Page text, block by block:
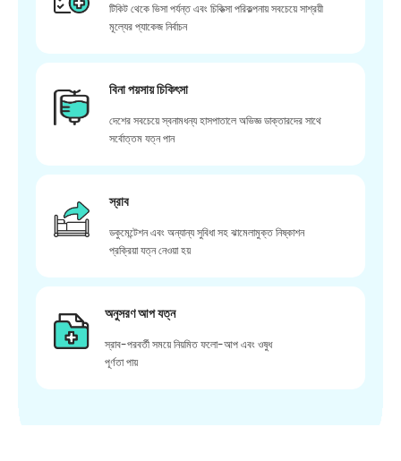
টিকিট থেকে ভিসা পর্যন্ত এবং চিকিত্সা পরিকল্পনায় সবচেয়ে সাশ্রয়ী
মূল্যের প্যাকেজ নির্বাচন
বিনা পয়সায় চিকিৎসা
দেশের সবচেয়ে স্বনামধন্য হাসপাতালে অভিজ্ঞ ডাক্তারদের সাথে
সর্বোত্তম যত্ন পান
স্রাব
ডকুমেন্টেশন এবং অন্যান্য সুবিধা সহ ঝামেলামুক্ত নিষ্কাশন
প্রক্রিয়া যত্ন নেওয়া হয়
অনুসরণ আপ যত্ন
স্রাব-পরবর্তী সময়ে নিয়মিত ফলো-আপ এবং ওষুধ
পূর্ণতা পায়